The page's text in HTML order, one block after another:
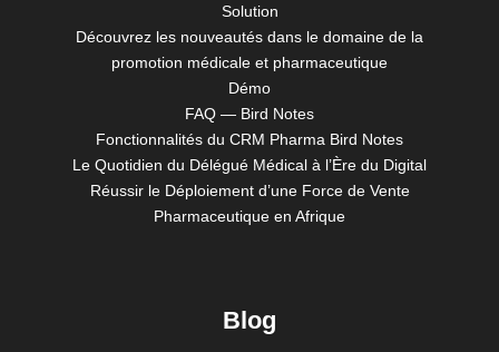
Solution
Découvrez les nouveautés dans le domaine de la
promotion médicale et pharmaceutique
Démo
FAQ — Bird Notes
Fonctionnalités du CRM Pharma Bird Notes
Le Quotidien du Délégué Médical à l’Ère du Digital
Réussir le Déploiement d’une Force de Vente
Pharmaceutique en Afrique
Blog